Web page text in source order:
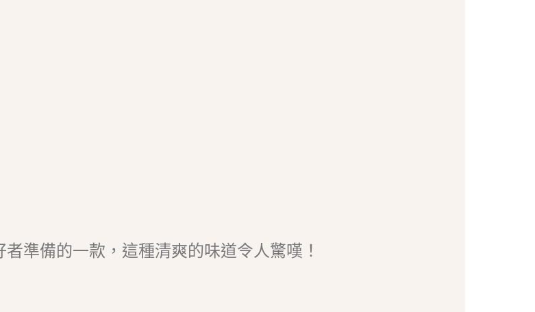
準備的一款，這種清爽的味道令人驚嘆！